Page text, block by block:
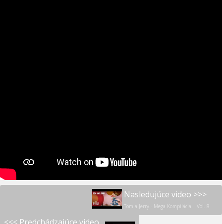
Nasledujúce video >>>
Tom a Jerry - Mega Kompilácia | Vol. 8